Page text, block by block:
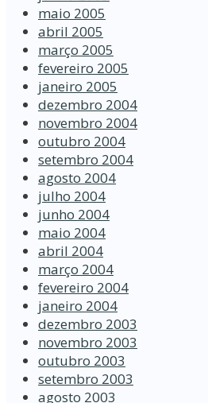
maio 2005
abril 2005
março 2005
fevereiro 2005
janeiro 2005
dezembro 2004
novembro 2004
outubro 2004
setembro 2004
agosto 2004
julho 2004
junho 2004
maio 2004
abril 2004
março 2004
fevereiro 2004
janeiro 2004
dezembro 2003
novembro 2003
outubro 2003
setembro 2003
agosto 2003